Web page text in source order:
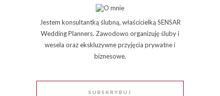
Jestem konsultantką ślubną, właścicielką SENSAR
Wedding Planners. Zawodowo organizuję śluby i
wesela oraz ekskluzywne przyjęcia prywatne i
biznesowe.
SUBSKRYBUJ